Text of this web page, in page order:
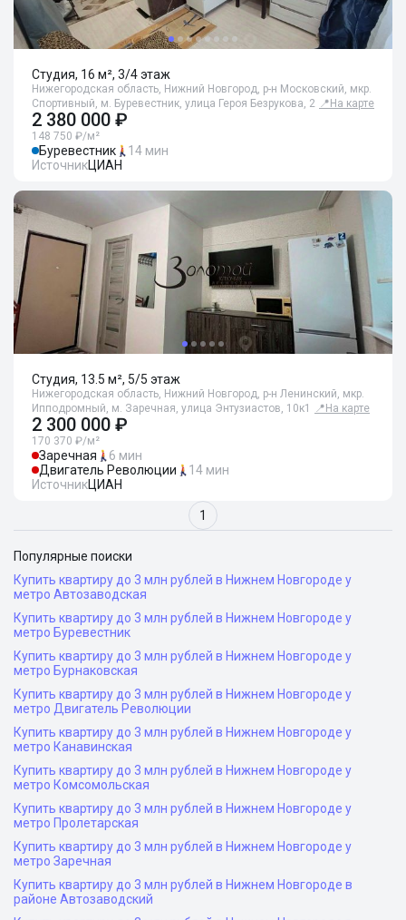
Студия, 16 м², 3/4 этаж
Нижегородская область, Нижний Новгород, р-н Московский, мкр.
Спортивный, м. Буревестник, улица Героя Безрукова, 2 📍 На карте
2 380 000 ₽
148 750 ₽/м²
Буревестник
14 мин
ИсточникЦИАН
Студия, 13.5 м², 5/5 этаж
Нижегородская область, Нижний Новгород, р-н Ленинский, мкр.
Ипподромный, м. Заречная, улица Энтузиастов, 10к1
📍 На карте
2 300 000 ₽
170 370 ₽/м²
Заречная
6 мин
Двигатель Революции
14 мин
ИсточникЦИАН
1
Популярные поиски
Купить квартиру до 3 млн рублей в Нижнем Новгороде у
метро Автозаводская
Купить квартиру до 3 млн рублей в Нижнем Новгороде у
метро Буревестник
Купить квартиру до 3 млн рублей в Нижнем Новгороде у
метро Бурнаковская
Купить квартиру до 3 млн рублей в Нижнем Новгороде у
метро Двигатель Революции
Купить квартиру до 3 млн рублей в Нижнем Новгороде у
метро Канавинская
Купить квартиру до 3 млн рублей в Нижнем Новгороде у
метро Комсомольская
Купить квартиру до 3 млн рублей в Нижнем Новгороде у
метро Пролетарская
Купить квартиру до 3 млн рублей в Нижнем Новгороде у
метро Заречная
Купить квартиру до 3 млн рублей в Нижнем Новгороде в
районе Автозаводский